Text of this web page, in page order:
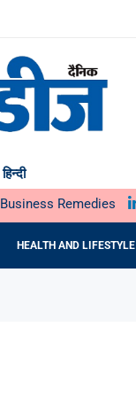
हिन्दी
Business Remedies
HEALTH AND LIFESTYLE